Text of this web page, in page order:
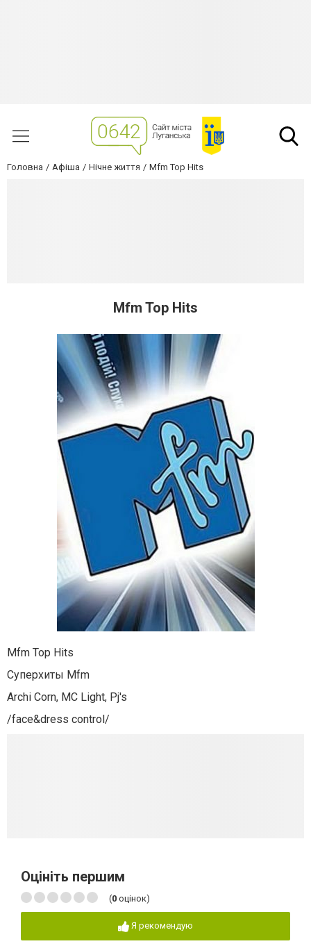
Головна Афіша Нічне життя Mfm Top Hits
Mfm Top Hits
Mfm Top Hits
Cуперхиты Mfm
Archi Corn, MC Light, Pj's
/face&dress control/
Оцініть першим
(0 оцінок)
Я рекомендую